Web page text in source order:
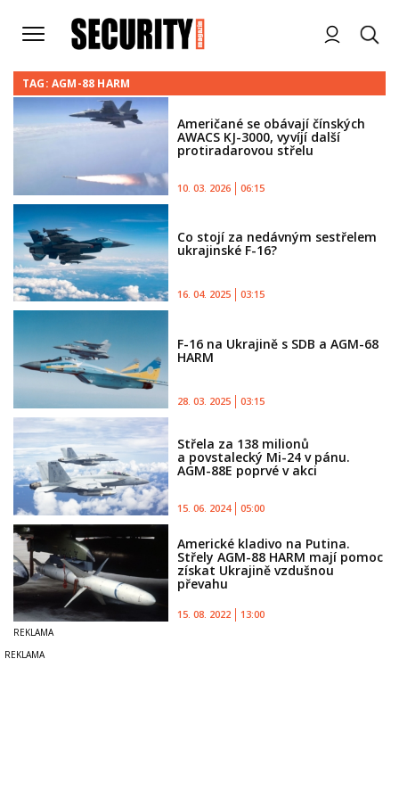
TAG: AGM-88 HARM
Američané se obávají čínských
AWACS KJ-3000, vyvíjí další
protiradarovou střelu
10. 03. 2026 06:15
Co stojí za nedávným sestřelem
ukrajinské F-16?
16. 04. 2025 03:15
F-16 na Ukrajině s SDB a AGM-68
HARM
28. 03. 2025 03:15
Střela za 138 milionů
a povstalecký Mi-24 v pánu.
AGM-88E poprvé v akci
15. 06. 2024 05:00
Americké kladivo na Putina.
Střely AGM-88 HARM mají pomoc
získat Ukrajině vzdušnou
převahu
15. 08. 2022 13:00